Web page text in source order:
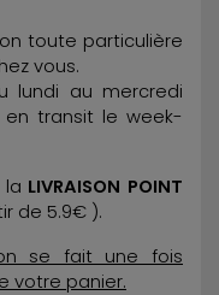
toute particulière
vous.
lundi au mercredi
transit le week-
la LIVRAISON POINT
de 5.9€ ).
se fait une fois
votre panier.